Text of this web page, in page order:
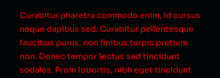
Curabitur pharetra commodo enim, id cursus
neque dapibus sed. Curabitur pellentesque
faucibus purus, non finibus turpis pretium
non. Donec tempor lectus sed tincidunt
sodales. Proin lobortis, nibh eget tincidunt